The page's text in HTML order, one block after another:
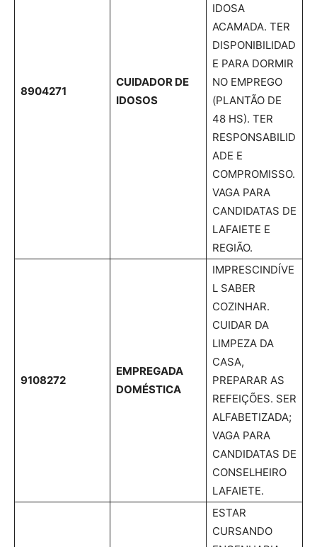
8904271
CUIDADOR DE
IDOSOS
IDOSA
ACAMADA. TER
DISPONIBILIDAD
E PARA DORMIR
NO EMPREGO
(PLANTÃO DE
48 HS). TER
RESPONSABILID
ADE E
COMPROMISSO.
VAGA PARA
CANDIDATAS DE
LAFAIETE E
REGIÃO.
9108272
EMPREGADA
DOMÉSTICA
IMPRESCINDÍVE
L SABER
COZINHAR.
CUIDAR DA
LIMPEZA DA
CASA,
PREPARAR AS
REFEIÇÕES. SER
ALFABETIZADA;
VAGA PARA
CANDIDATAS DE
CONSELHEIRO
LAFAIETE.
ESTAR
CURSANDO